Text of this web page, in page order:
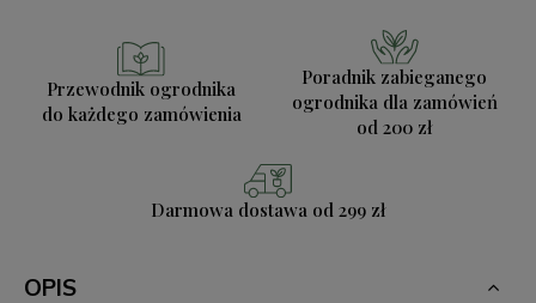
Przewodnik ogrodnika
do każdego zamówienia
Poradnik zabieganego
ogrodnika dla zamówień
od 200 zł
Darmowa dostawa od 299 zł
OPIS